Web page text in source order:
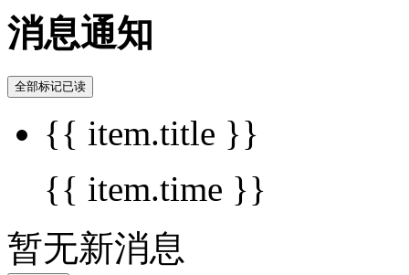
消息通知
全部标记已读
{{ item.title }}
{{ item.time }}
暂无新消息